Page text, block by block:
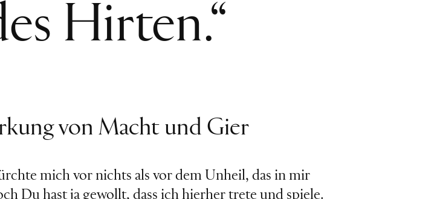
Hirten.“
von Macht und Gier
mich vor nichts als vor dem Unheil, das in mir
Du hast ja gewollt, dass ich hierher trete und spiele.